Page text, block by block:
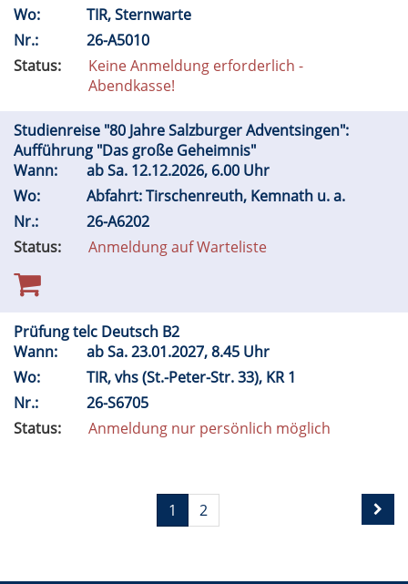
Wo:
TIR, Sternwarte
Nr.:
26-A5010
Status:
Keine Anmeldung erforderlich -
Abendkasse!
Studienreise "80 Jahre Salzburger Adventsingen":
Aufführung "Das große Geheimnis"
Wann:
abSa. 12.12.2026, 6.00 Uhr
Wo:
Abfahrt: Tirschenreuth, Kemnath u. a.
Nr.:
26-A6202
Status:
Anmeldung auf Warteliste
Prüfung telc Deutsch B2
Wann:
abSa.23.01.2027, 8.45 Uhr
Wo:
TIR, vhs (St.-Peter-Str. 33), KR 1
Nr.:
26-S6705
Status:
Anmeldung nur persönlich möglich
1 2